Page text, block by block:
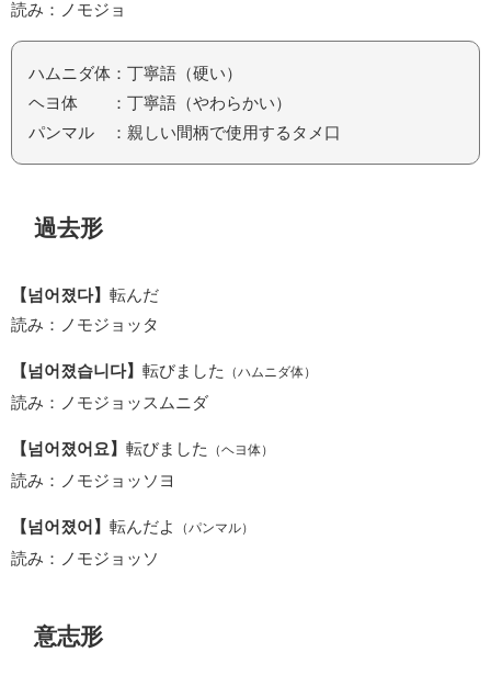
読み：ノモジョ
ハムニダ体：丁寧語（硬い）
ヘヨ体 ：丁寧語（やわらかい）
パンマル ：親しい間柄で使用するタメ口
過去形
【넘어졌다】 転んだ
読み：ノモジョッタ
【넘어졌습니다】 転びました （ハムニダ体）
読み：ノモジョッスムニダ
【넘어졌어요】 転びました （ヘヨ体）
読み：ノモジョッソヨ
【넘어졌어】 転んだよ （パンマル）
読み：ノモジョッソ
意志形